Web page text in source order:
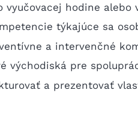
vyučovacej hodine alebo
týkajúce sa
a intervenčné
východiská pre
a prezentovať